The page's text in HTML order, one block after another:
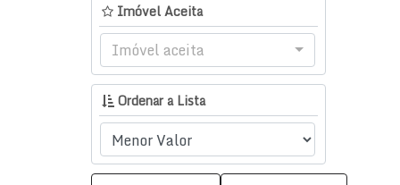
Imóvel Aceita
Imóvel aceita
Ordenar a Lista